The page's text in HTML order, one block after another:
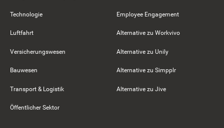
Technologie
Luftfahrt
Versicherungswesen
Bauwesen
Transport & Logistik
Öffentlicher Sektor
Employee Engagement
Alternative zu Workvivo
Alternative zu Unily
Alternative zu Simpplr
Alternative zu Jive